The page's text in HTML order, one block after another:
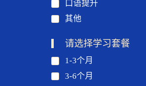
口语提升
其他
请选择学习套餐
1-3个月
3-6个月